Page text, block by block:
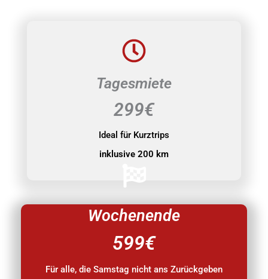
Tagesmiete
299€
Ideal für Kurztrips
inklusive 200 km
Wochenende
599€
Für alle, die Samstag nicht ans Zurückgeben